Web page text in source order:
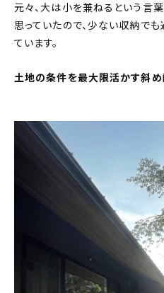
元々、大は小を兼ねるという言
思っていたので、少ない収納で
ています。
土地の条件を最大限活かす斜め